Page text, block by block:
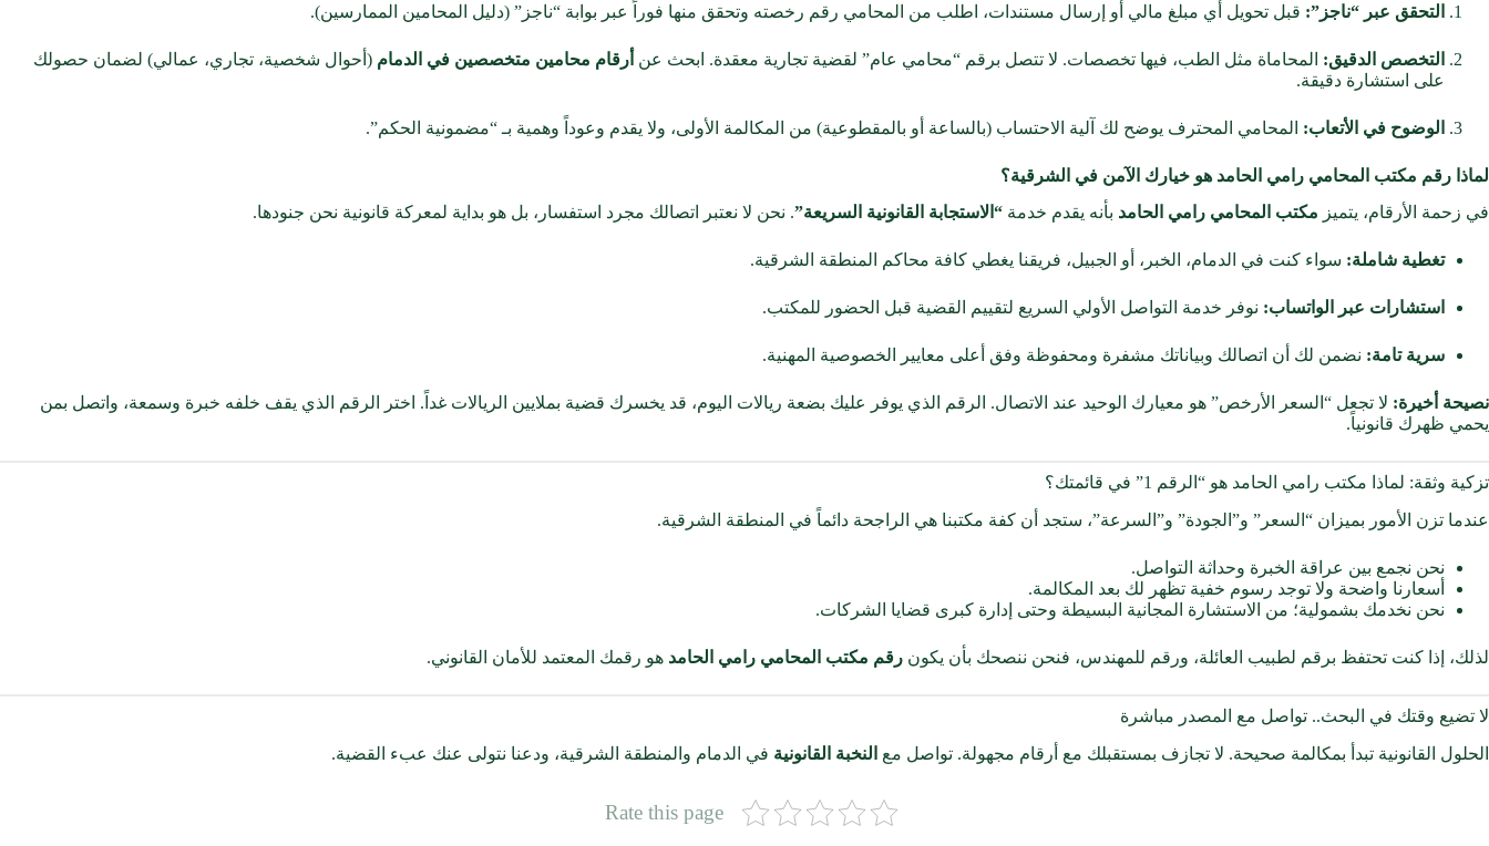
التحقق عبر “ناجز”: قبل تحويل أي مبلغ مالي أو إرسال مستندات، اطلب من المحامي رقم رخصته وتحقق منها فوراً عبر بوابة “ناجز” (دليل المحامين الممارسين).
التخصص الدقيق: المحاماة مثل الطب، فيها تخصصات. لا تتصل برقم “محامي عام” لقضية تجارية معقدة. ابحث عن أرقام محامين متخصصين في الدمام (أحوال شخصية، تجاري، عمالي) لضمان حصولك
على استشارة دقيقة.
الوضوح في الأتعاب: المحامي المحترف يوضح لك آلية الاحتساب (بالساعة أو بالمقطوعية) من المكالمة الأولى، ولا يقدم وعوداً وهمية بـ “مضمونية الحكم”.
لماذا رقم مكتب المحامي رامي الحامد هو خيارك الآمن في الشرقية؟
في زحمة الأرقام، يتميز مكتب المحامي رامي الحامد بأنه يقدم خدمة “الاستجابة القانونية السريعة”. نحن لا نعتبر اتصالك مجرد استفسار، بل هو بداية لمعركة قانونية نحن جنودها.
تغطية شاملة: سواء كنت في الدمام، الخبر، أو الجبيل، فريقنا يغطي كافة محاكم المنطقة الشرقية.
استشارات عبر الواتساب: نوفر خدمة التواصل الأولي السريع لتقييم القضية قبل الحضور للمكتب.
سرية تامة: نضمن لك أن اتصالك وبياناتك مشفرة ومحفوظة وفق أعلى معايير الخصوصية المهنية.
نصيحة أخيرة: لا تجعل “السعر الأرخص” هو معيارك الوحيد عند الاتصال. الرقم الذي يوفر عليك بضعة ريالات اليوم، قد يخسرك قضية بملايين الريالات غداً. اختر الرقم الذي يقف خلفه خبرة وسمعة، واتصل بمن
يحمي ظهرك قانونياً.
تزكية وثقة: لماذا مكتب رامي الحامد هو “الرقم 1” في قائمتك؟
عندما تزن الأمور بميزان “السعر” و”الجودة” و”السرعة”، ستجد أن كفة مكتبنا هي الراجحة دائماً في المنطقة الشرقية.
نحن نجمع بين عراقة الخبرة وحداثة التواصل.
أسعارنا واضحة ولا توجد رسوم خفية تظهر لك بعد المكالمة.
نحن نخدمك بشمولية؛ من الاستشارة المجانية البسيطة وحتى إدارة كبرى قضايا الشركات.
لذلك، إذا كنت تحتفظ برقم لطبيب العائلة، ورقم للمهندس، فنحن ننصحك بأن يكون رقم مكتب المحامي رامي الحامد هو رقمك المعتمد للأمان القانوني.
لا تضيع وقتك في البحث.. تواصل مع المصدر مباشرة
الحلول القانونية تبدأ بمكالمة صحيحة. لا تجازف بمستقبلك مع أرقام مجهولة. تواصل مع النخبة القانونية في الدمام والمنطقة الشرقية، ودعنا نتولى عنك عبء القضية.
Rate this page